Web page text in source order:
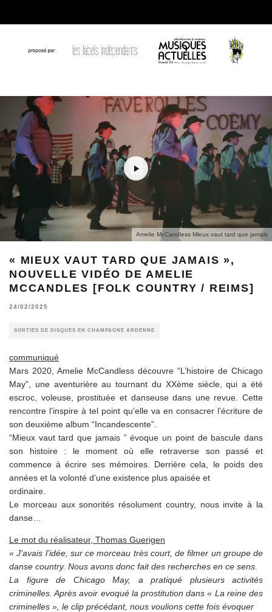
Amelie McCandless Mieux vaut tard que jamais
« MIEUX VAUT TARD QUE JAMAIS »,
NOUVELLE VIDÉO DE AMELIE
MCCANDLES [FOLK COUNTRY / REIMS]
24/02/2025
SORTIES DE DISQUES EN CHAMPAGNE ARDENNE
communiqué
Mars 2020, Amelie McCandless découvre “L’histoire de Chicago
May”, une aventurière au tournant du XXème siècle, qui a été
escroc, voleuse, prostituée et danseuse dans une revue. Cette
rencontre l’inspire à tel point qu’elle va en consacrer l’écriture de
son deuxième album “Incandescente”.
“Mieux vaut tard que jamais ” évoque un point de bascule dans
son histoire : le moment où elle retraverse son passé et
commence à écrire ses mémoires. Derrière cela, le poids des
années et la volonté d’une existence plus apaisée et
ordinaire.
Le morceau aux sonorités résolument country, nous invite à la
danse…
Le mot du réalisateur, Thomas Guerigen
« J’avais l’idée, sur ce morceau très court, de filmer un groupe de
danse country. Nous avons donc fait des recherches en ce sens.
La figure de Chicago May, a pratiqué plusieurs activités
criminelles. Après avoir evoqué la prostitution dans « La reine des
criminelles », le clip précédant, nous voulions cette fois évoquer